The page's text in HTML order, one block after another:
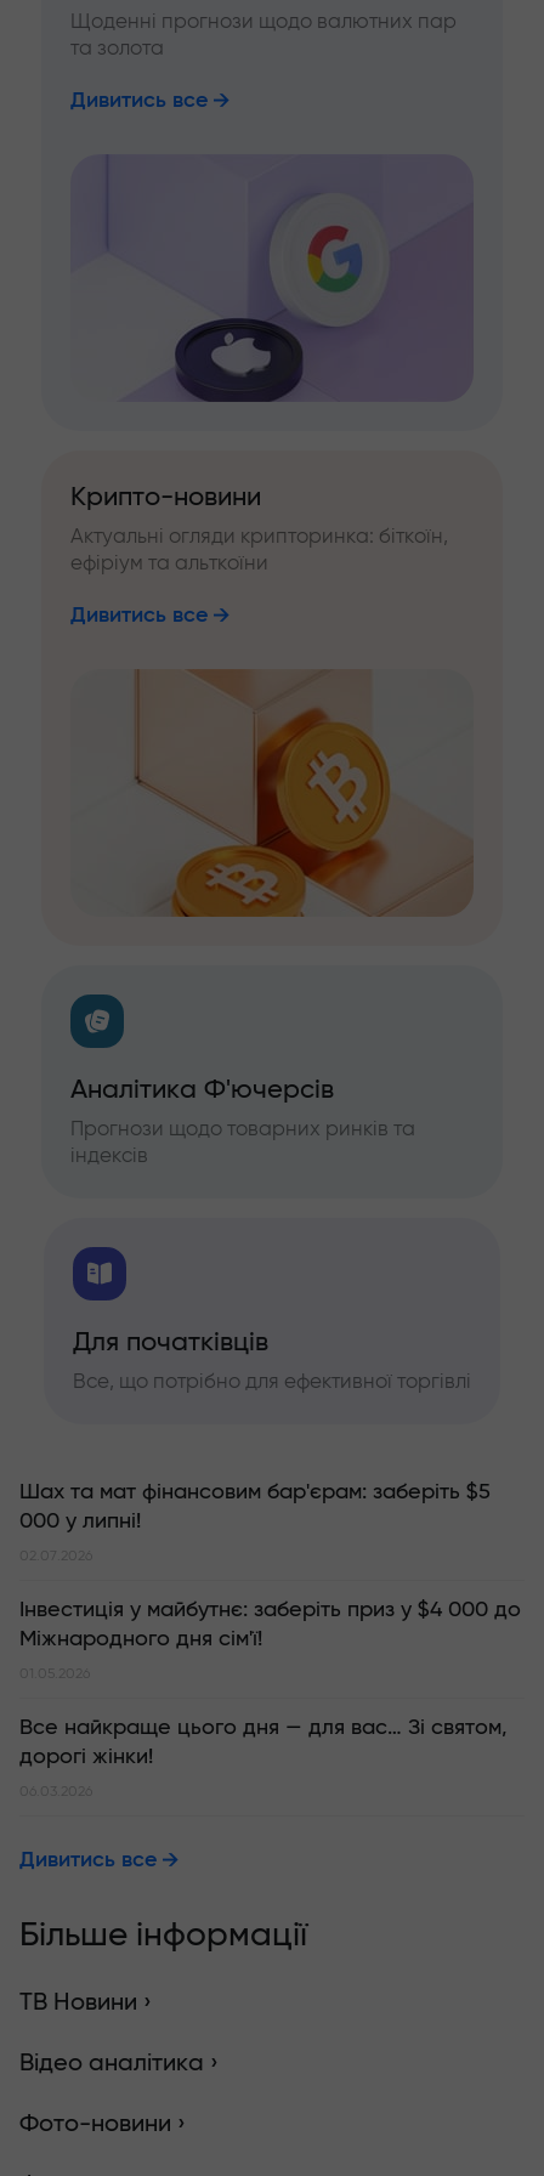
Щоденні прогнози щодо валютних пар
та золота
Дивитись все
Крипто-новини
Актуальні огляди крипторинка: біткоїн,
ефіріум та альткоїни
Дивитись все
Аналітика Ф'ючерсів
Прогнози щодо товарних ринків та
індексів
Для початківців
Все, що потрібно для ефективної торгівлі
Шах та мат фінансовим бар'єрам: заберіть $5
000 у липні!
02.07.2026
Інвестиція у майбутнє: заберіть приз у $4 000 до
Міжнародного дня сім'ї!
01.05.2026
Все найкраще цього дня — для вас… Зі святом,
дорогі жінки!
06.03.2026
Дивитись все
Більше інформації
ТВ Новини ›
Відео аналітика ›
Фото-новини ›